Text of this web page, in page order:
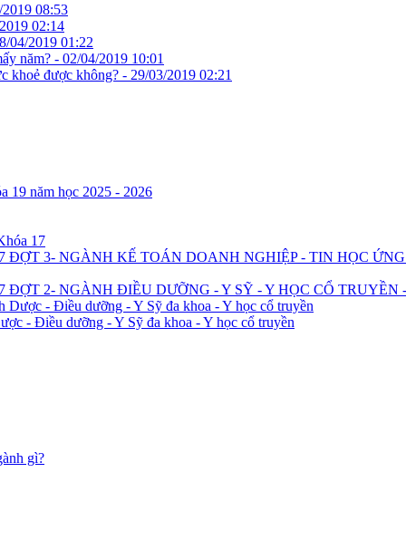
08:53
02:14
04/2019 01:22
năm? - 02/04/2019 10:01
khoẻ được không? - 29/03/2019 02:21
19 năm học 2025 - 2026
17
ĐỢT 3- NGÀNH KẾ TOÁN DOANH NGHIỆP - TIN HỌC
2- NGÀNH ĐIỀU DƯỠNG - Y SỸ - Y HỌC CỔ TRUYỀN
- Điều dưỡng - Y Sỹ đa khoa - Y học cổ truyền
- Điều dưỡng - Y Sỹ đa khoa - Y học cổ truyền
gì?